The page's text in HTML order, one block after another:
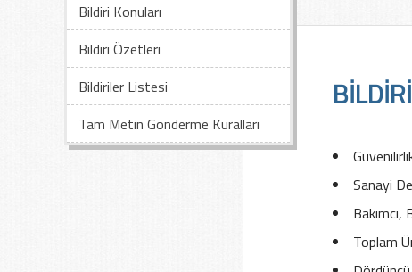
Bildiri Konuları
Bildiri Özetleri
Bildiriler Listesi
Tam Metin Gönderme Kuralları
Sanayi
Toplam